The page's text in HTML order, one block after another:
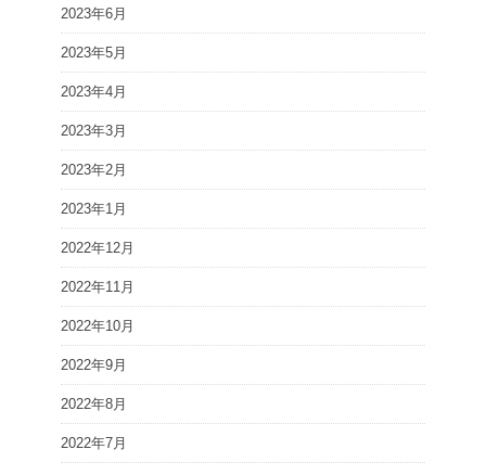
2023年6月
2023年5月
2023年4月
2023年3月
2023年2月
2023年1月
2022年12月
2022年11月
2022年10月
2022年9月
2022年8月
2022年7月